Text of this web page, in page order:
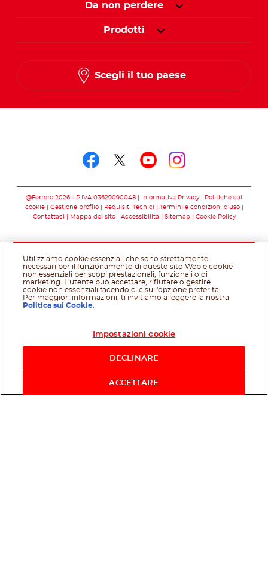
Da non perdere
Prodotti
Scegli il tuo paese
@Ferrero 2026 - P.IVA 03629090048 Informativa Privacy
Politiche sui
cookie
Gestione profilo Requisiti Tecnici
Termini e condizioni d’uso
Contattaci
Mappa del sito Accessibilità Sitemap Cookie Policy
Utilizziamo cookie essenziali che sono strettamente
necessari per il funzionamento di questo sito Web e cookie
non essenziali per scopi prestazionali, funzionali o di
marketing. L'utente può accettare, rifiutare o gestire
cookie non essenziali facendo clic sull'opzione preferita.
Per maggiori informazioni, ti invitiamo a leggere la nostra
Politica sui Cookie
Impostazioni cookie
DECLINARE
ACCETTARE